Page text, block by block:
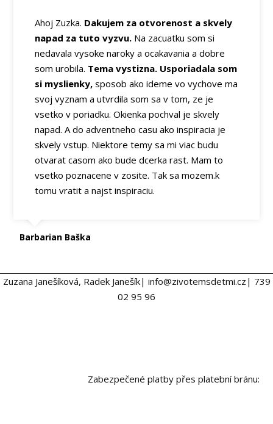
Ahoj Zuzka. Dakujem za otvorenost a skvely
napad za tuto vyzvu. Na zacuatku som si
nedavala vysoke naroky a ocakavania a dobre
som urobila. Tema vystizna. Usporiadala som
si myslienky, sposob ako ideme vo vychove ma
svoj vyznam a utvrdila som sa v tom, ze je
vsetko v poriadku. Okienka pochval je skvely
napad. A do adventneho casu ako inspiracia je
skvely vstup. Niektore temy sa mi viac budu
otvarat casom ako bude dcerka rast. Mam to
vsetko poznacene v zosite. Tak sa mozem.k
tomu vratit a najst inspiraciu.
Barbarian Baška
Zuzana Janešíková, Radek Janešík| info@zivotemsdetmi.cz| 739
02 95 96
Zabezpečené platby přes platební bránu: